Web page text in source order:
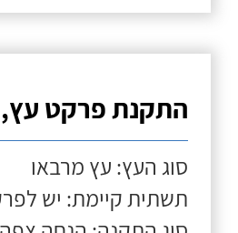
התקנת פרקט עץ,
סוג העץ: עץ מרבאו
תשתית קיימת: יש